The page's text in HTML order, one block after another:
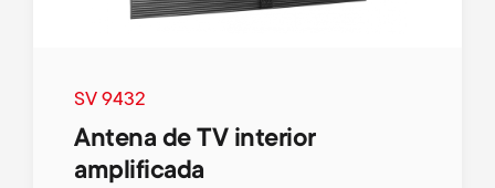
SV 9432
Antena de TV interior
amplificada